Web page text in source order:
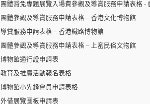
團體豁免專題展覽入場費參觀及導賞服務申請表格 -
團體參觀及導賞服務申請表格 – 香港文化博物館
導賞服務申請表格 – 香港鐵路博物館
團體參觀及導賞服務申請表格 – 上窰民俗文物館
博物館通行證申請表
教育及推廣活動報名表格
博物館小先鋒會員申請表格
外借展覽圖板申請表